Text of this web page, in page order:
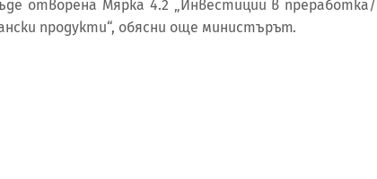
отворена Мярка 4.2 „Инвестиции в преработка/
продукти“, обясни още министърът.